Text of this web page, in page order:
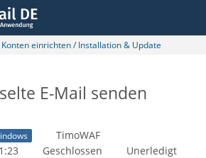
einrichten / Installation & Update
E-Mail senden
TimoWAF
Geschlossen Unerledigt